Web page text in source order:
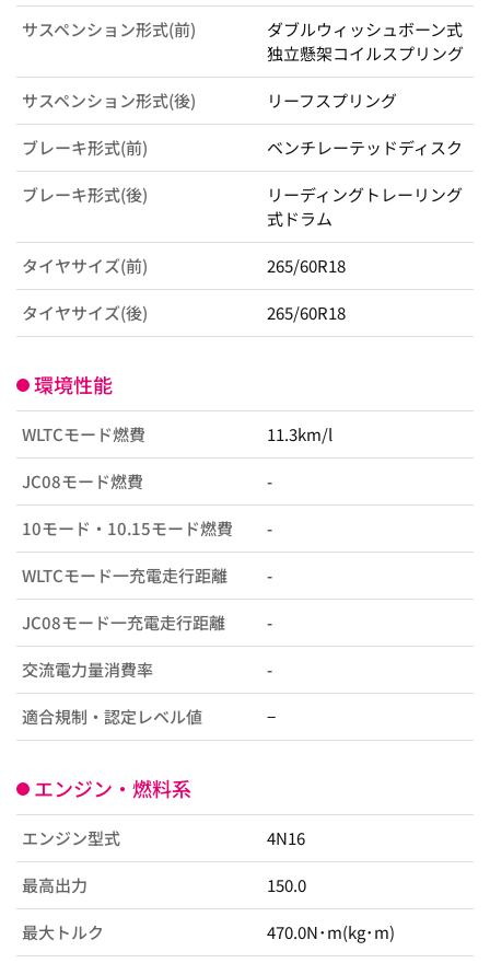
サスペンション形式(前)
ダブルウィッシュボーン式
独立懸架コイルスプリング
サスペンション形式(後) リーフスプリング
ブレーキ形式(前) ベンチレーテッドディスク
ブレーキ形式(後)
リーディングトレーリング
式ドラム
タイヤサイズ(前) 265/60R18
タイヤサイズ(後) 265/60R18
環境性能
WLTCモード燃費 11.3km/l
JC08モード燃費 -
10モード・10.15モード燃費 -
WLTCモード一充電走行距離 -
JC08モード一充電走行距離 -
交流電力量消費率 -
適合規制・認定レベル値 −
エンジン・燃料系
エンジン型式 4N16
最高出力 150.0
最大トルク 470.0N･m(kg･m)